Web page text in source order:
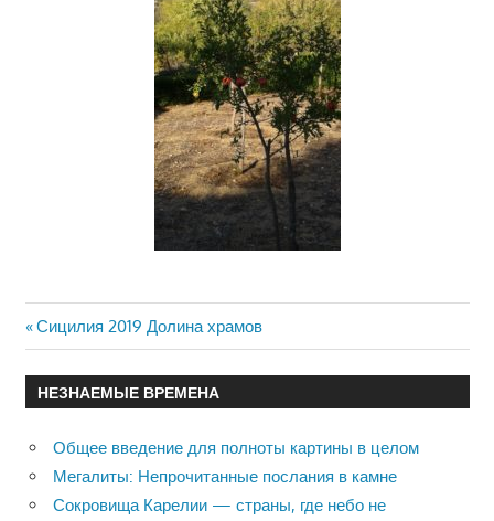
Навигация
по
записям
Previous
Post:
Сицилия 2019 Долина храмов
НЕЗНАЕМЫЕ ВРЕМЕНА
Общее введение для полноты картины в целом
Мегалиты: Непрочитанные послания в камне
Сокровища Карелии — страны, где небо не